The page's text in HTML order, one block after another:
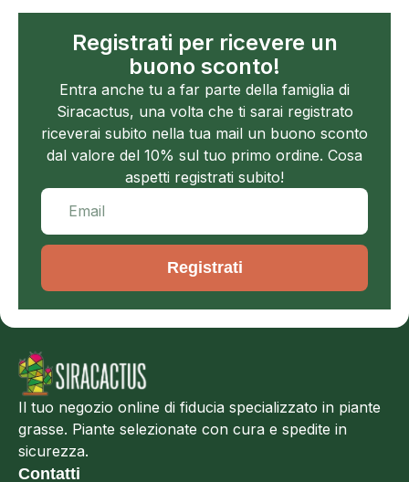
Registrati per ricevere un
buono sconto!
Entra anche tu a far parte della famiglia di
Siracactus, una volta che ti sarai registrato
riceverai subito nella tua mail un buono sconto
dal valore del 10% sul tuo primo ordine. Cosa
aspetti registrati subito!
Registrati
Il tuo negozio online di fiducia specializzato in piante
grasse. Piante selezionate con cura e spedite in
sicurezza.
Contatti